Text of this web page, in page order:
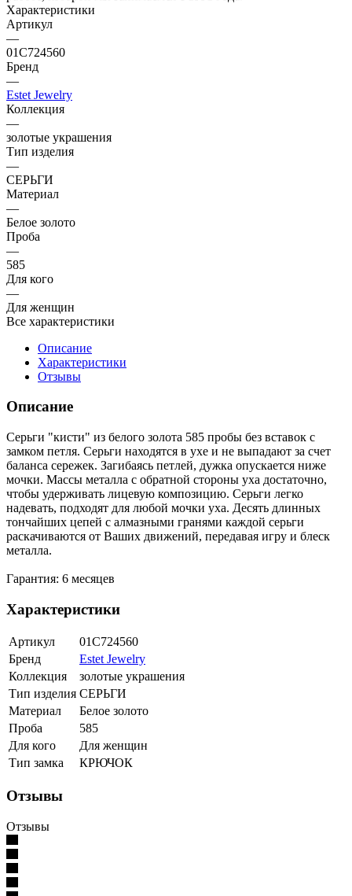
Характеристики
Артикул
—
01С724560
Бренд
—
Estet Jewelry
Коллекция
—
золотые украшения
Тип изделия
—
СЕРЬГИ
Материал
—
Белое золото
Проба
—
585
Для кого
—
Для женщин
Все характеристики
Описание
Характеристики
Отзывы
Описание
Серьги "кисти" из белого золота 585 пробы без вставок с
замком петля. Серьги находятся в ухе и не выпадают за счет
баланса сережек. Загибаясь петлей, дужка опускается ниже
мочки. Массы металла с обратной стороны уха достаточно,
чтобы удерживать лицевую композицию. Серьги легко
надевать, подходят для любой мочки уха. Десять длинных
тончайших цепей с алмазными гранями каждой серьги
раскачиваются от Ваших движений, передавая игру и блеск
металла.
Гарантия: 6 месяцев
Характеристики
Артикул
01С724560
Бренд
Estet Jewelry
Коллекция
золотые украшения
Тип изделия СЕРЬГИ
Материал
Белое золото
Проба
585
Для кого
Для женщин
Тип замка
КРЮЧОК
Отзывы
Отзывы